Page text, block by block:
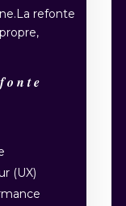
refonte
(UX)